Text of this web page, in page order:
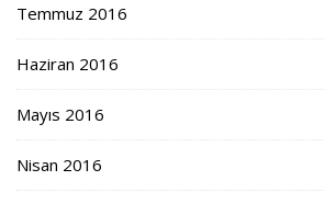
Temmuz 2016
Haziran 2016
Mayıs 2016
Nisan 2016